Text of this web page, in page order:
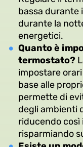
bassa durante
durante la
energetici.
Quanto è
termostato?
impostare
base alle
permette di
degli ambienti
riducendo così
risparmiando